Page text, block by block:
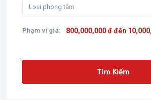
Phạm vi giá: 800,000,000 đ đến
Tìm Kiếm